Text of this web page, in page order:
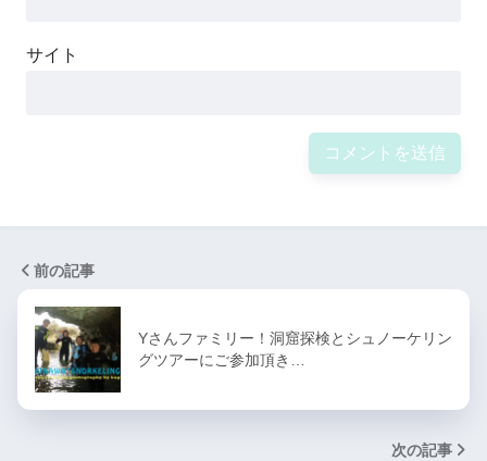
サイト
前の記事
Yさんファミリー！洞窟探検とシュノーケリン
グツアーにご参加頂き…
次の記事